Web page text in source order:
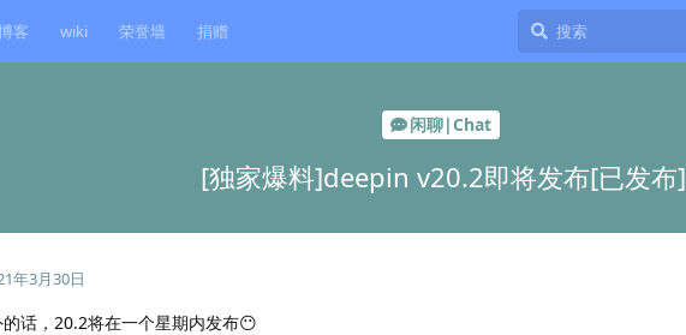
客 wiki 荣誉墙 捐赠
闲聊|Chat
[独家爆料]deepin v20.2即将发布[已发布]
年3月30日
话，20.2将在一个星期内发布😶